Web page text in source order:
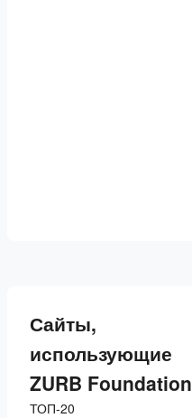
Сайты,
использующие
ZURB Foundation
ТОП-20